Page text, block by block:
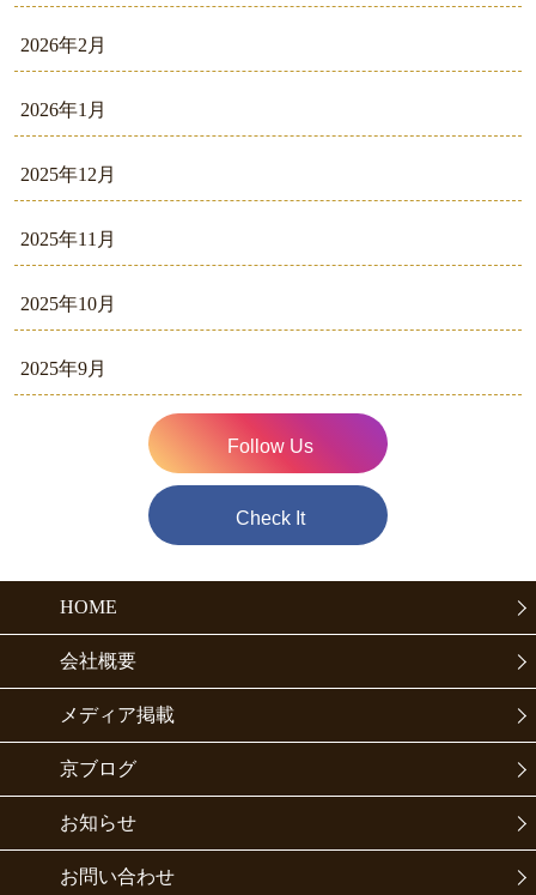
2026年2月
2026年1月
2025年12月
2025年11月
2025年10月
2025年9月
Follow Us
Check It
HOME
会社概要
メディア掲載
京ブログ
お知らせ
お問い合わせ